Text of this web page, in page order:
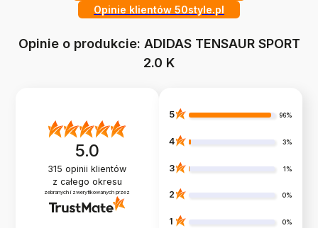
Opinie klientów 50style.pl
Opinie o produkcie: ADIDAS TENSAUR SPORT
2.0 K
5.0
315 opinii klientów
z całego okresu
zebranych i zweryfikowanych przez
5 96%
4 3%
3 1%
2 0%
1 0%